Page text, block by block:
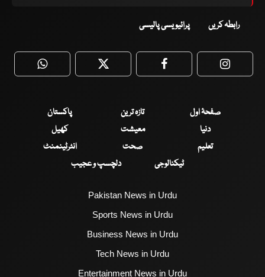
رابطہ کریں پرائیویسی پالیسی
WhatsApp Twitter Facebook
صفحۂ اول تازہ ترین
پاکستان
دنیا
معیشت
کھیل
تعلیم
صحت
انٹرٹینمنٹ
ٹیکنالوجی
دلچسپ و عجیب
Pakistan News in Urdu
Sports News in Urdu
Business News in Urdu
Tech News in Urdu
Entertainment News in Urdu